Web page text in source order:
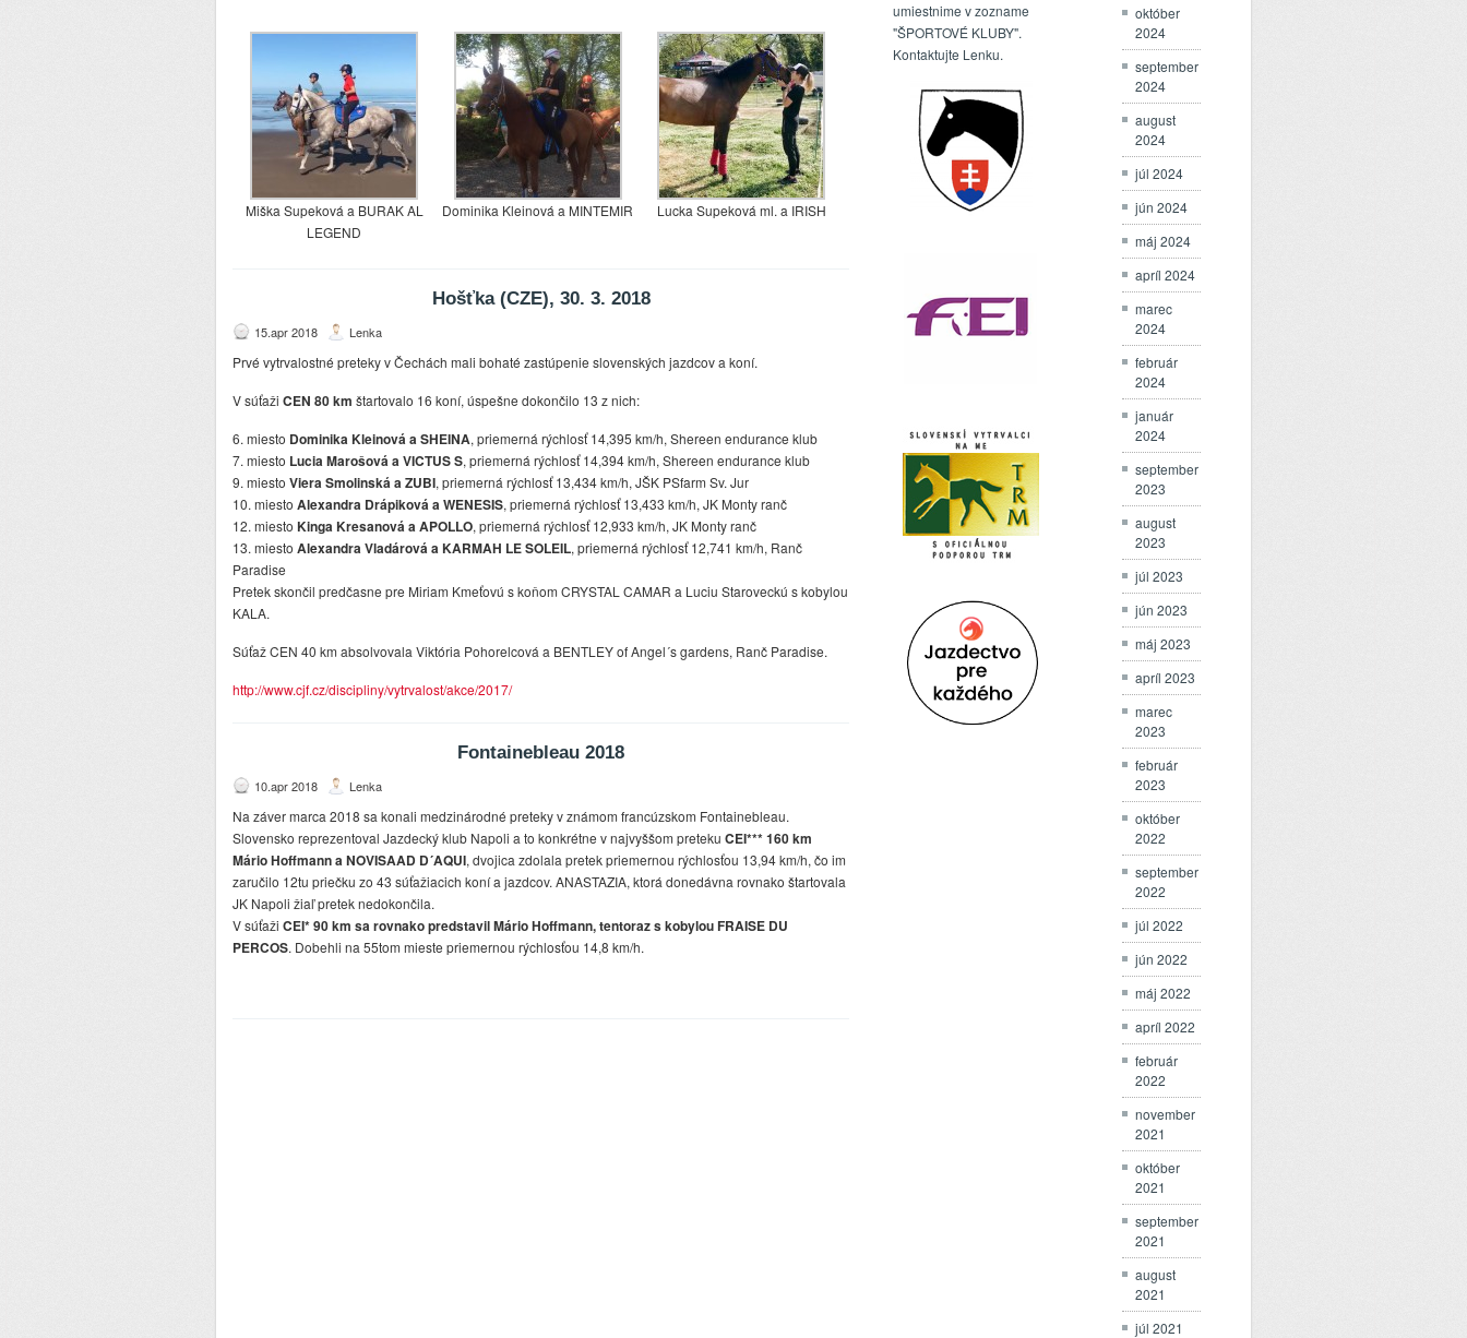
Miška Supeková a BURAK AL
LEGEND
Dominika Kleinová a MINTEMIR Lucka Supeková ml. a IRISH
Hošťka (CZE), 30. 3. 2018
15.apr 2018 Lenka
Prvé vytrvalostné preteky v Čechách mali bohaté zastúpenie slovenských jazdcov a koní.
V súťaži CEN 80 km štartovalo 16 koní, úspešne dokončilo 13 z nich:
6. miesto Dominika Kleinová a SHEINA, priemerná rýchlosť 14,395 km/h, Shereen endurance klub
7. miesto Lucia Marošová a VICTUS S, priemerná rýchlosť 14,394 km/h, Shereen endurance klub
9. miesto Viera Smolinská a ZUBI, priemerná rýchlosť 13,434 km/h, JŠK PSfarm Sv. Jur
10. miesto Alexandra Drápiková a WENESIS, priemerná rýchlosť 13,433 km/h, JK Monty ranč
12. miesto Kinga Kresanová a APOLLO, priemerná rýchlosť 12,933 km/h, JK Monty ranč
13. miesto Alexandra Vladárová a KARMAH LE SOLEIL, priemerná rýchlosť 12,741 km/h, Ranč
Paradise
Pretek skončil predčasne pre Miriam Kmeťovú s koňom CRYSTAL CAMAR a Luciu Staroveckú s kobylou
KALA.
Súťaž CEN 40 km absolvovala Viktória Pohorelcová a BENTLEY of Angel´s gardens, Ranč Paradise.
http://www.cjf.cz/discipliny/vytrvalost/akce/2017/
Fontainebleau 2018
10.apr 2018 Lenka
Na záver marca 2018 sa konali medzinárodné preteky v známom francúzskom Fontainebleau.
Slovensko reprezentoval Jazdecký klub Napoli a to konkrétne v najvyššom preteku CEI*** 160 km
Mário Hoffmann a NOVISAAD D´AQUI, dvojica zdolala pretek priemernou rýchlosťou 13,94 km/h, čo im
zaručilo 12tu priečku zo 43 súťažiacich koní a jazdcov. ANASTAZIA, ktorá donedávna rovnako štartovala
JK Napoli žiaľ pretek nedokončila.
V súťaži CEI* 90 km sa rovnako predstavil Mário Hoffmann, tentoraz s kobylou FRAISE DU
PERCOS. Dobehli na 55tom mieste priemernou rýchlosťou 14,8 km/h.
umiestnime v zozname
"ŠPORTOVÉ KLUBY".
Kontaktujte Lenku.
október
2024
september
2024
august
2024
júl 2024
jún 2024
máj 2024
apríl 2024
marec
2024
február
2024
január
2024
september
2023
august
2023
júl 2023
jún 2023
máj 2023
apríl 2023
marec
2023
február
2023
október
2022
september
2022
júl 2022
jún 2022
máj 2022
apríl 2022
február
2022
november
2021
október
2021
september
2021
august
2021
júl 2021